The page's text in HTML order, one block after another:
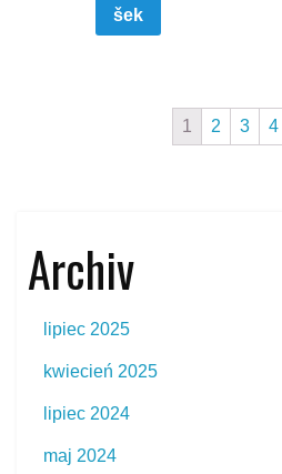
šek
1 2 3 4
Archiv
lipiec 2025
kwiecień 2025
lipiec 2024
maj 2024